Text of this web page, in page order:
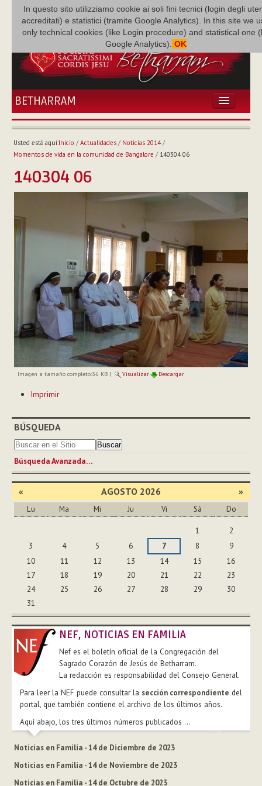
In questo sito utilizziamo cookie ai soli fini tecnici (login degli
accreditati) e statistici (tramite Google Analytics). In this site we
only technical cookies (like Login procedure) and statistical one
Google Analytics). OK
BETHARRAM
INICIO
BETHARRAM
FAMILIA
MISIÓN
MULTIMEDIA
P. AUGUSTO ETCHECOPAR
Usted está aquí:Inicio / Actualidades/ Noticias 2014/
Momentos de vida en la comunidad de Bangalore / 140304 06
140304 06
Imagen a tamaño completo:36 KB| Visualizar Descargar
de
Imprimir
BÚSQUEDA
Búsqueda Avanzada…
« AGOSTO 2026 »
Lu Ma Mi Ju Vi Sá Do
1
2
3
4 5 6 7 8
9
10
11 12 13 14 15
16
17
18 19 20 21 22
23
24
25 26 27 28 29
30
31
NEF, NOTICIAS EN FAMILIA
Nef es el boletín oficial de la Congregación del
Sagrado Corazón de Jesús de Betharram.
La redacción es responsabilidad del Consejo General.
Para leer la NEF puede consultar la sección correspondiente del
portal, que también contiene el archivo de los últimos años.
Aquí abajo, los tres últimos números publicados ...
Noticias en Familia - 14 de Diciembre de 2023
Noticias en Familia - 14 de Noviembre de 2023
Noticias en Familia - 14 de Octubre de 2023